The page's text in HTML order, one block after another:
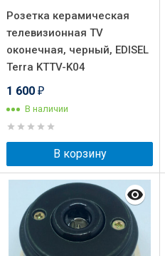
Розетка керамическая
телевизионная TV
оконечная, черный, EDISEL
Terra KTTV-K04
1 600 ₽
В наличии
В корзину